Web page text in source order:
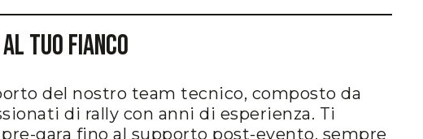
Tuo Fianco
del nostro team tecnico, composto da
di rally con anni di esperienza. Ti
gara fino al supporto post-evento, sempre